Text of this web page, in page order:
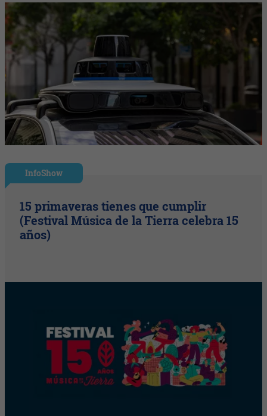
InfoShow
15 primaveras tienes que cumplir
(Festival Música de la Tierra celebra 15
años)